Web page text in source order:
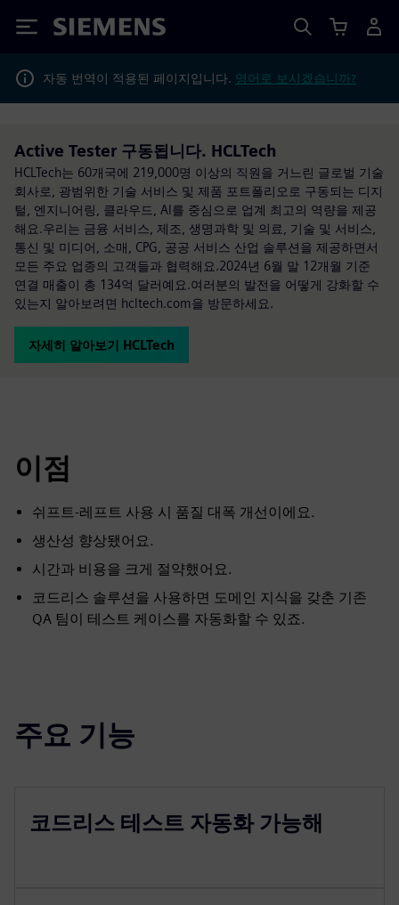
Siemens
자동 번역이 적용된 페이지입니다. 영어로 보시겠습니까?
Active Tester 구동됩니다. HCLTech
HCLTech는 60개국에 219,000명 이상의 직원을 거느린 글로벌 기술
회사로, 광범위한 기술 서비스 및 제품 포트폴리오로 구동되는 디지
털, 엔지니어링, 클라우드, AI를 중심으로 업계 최고의 역량을 제공
해요.우리는 금융 서비스, 제조, 생명과학 및 의료, 기술 및 서비스,
통신 및 미디어, 소매, CPG, 공공 서비스 산업 솔루션을 제공하면서
모든 주요 업종의 고객들과 협력해요.2024년 6월 말 12개월 기준
연결 매출이 총 134억 달러예요.여러분의 발전을 어떻게 강화할 수
있는지 알아보려면 hcltech.com을 방문하세요.
자세히 알아보기 HCLTech
이점
쉬프트-레프트 사용 시 품질 대폭 개선이에요.
생산성 향상됐어요.
시간과 비용을 크게 절약했어요.
코드리스 솔루션을 사용하면 도메인 지식을 갖춘 기존
QA 팀이 테스트 케이스를 자동화할 수 있죠.
주요 기능
코드리스 테스트 자동화 가능해